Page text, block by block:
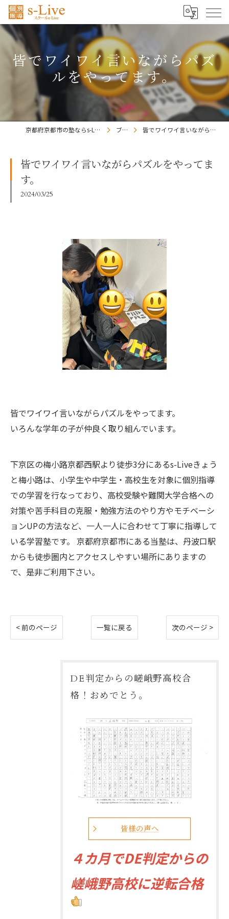
皆でワイワイ言いながらパズ
ルをやってます。
京都府京都市の塾ならs-Liveきょうと梅小路校 ブログ 皆でワイワイ言いながらパズルをやってます。
皆でワイワイ言いながらパズルをやってま
す。
2024/03/25
皆でワイワイ言いながらパズルをやってます。
いろんな学年の子が仲良く取り組んでいます。
下京区の梅小路京都西駅より徒歩3分にあるs-Liveきょう
と梅小路は、小学生や中学生・高校生を対象に個別指導
での学習を行なっており、高校受験や難関大学合格への
対策や苦手科目の克服・勉強方法のやり方やモチベーシ
ョンUPの方法など、一人一人に合わせて丁寧に指導して
いる学習塾です。 京都府京都市にある当塾は、丹波口駅
からも徒歩圏内とアクセスしやすい場所にありますの
で、是非ご利用下さい。
< 前のページ 一覧に戻る 次のページ >
DE判定からの嵯峨野高校合
格！おめでとう。
皆様の声へ
４カ月でDE判定からの
嵯峨野高校に逆転合格